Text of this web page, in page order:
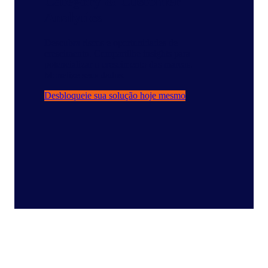
Desbloqueie sua solução hoje mesmo